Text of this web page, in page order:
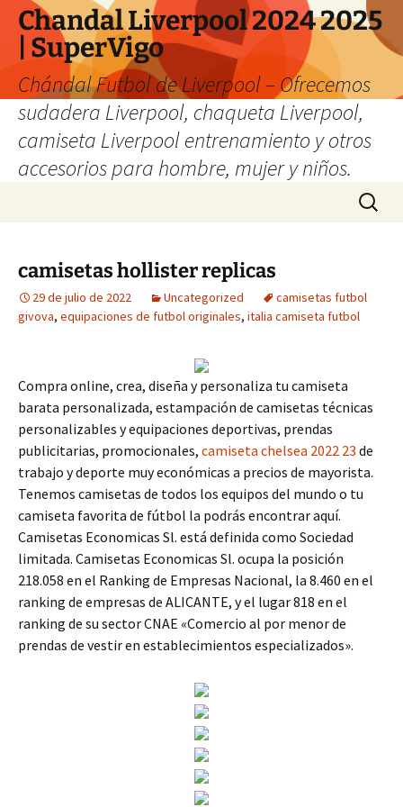
Chandal Liverpool 2024 2025
| SuperVigo
Chándal Futbol de Liverpool – Ofrecemos
sudadera Liverpool, chaqueta Liverpool,
camiseta Liverpool entrenamiento y otros
accesorios para hombre, mujer y niños.
Buscar:
camisetas hollister replicas
29 de julio de 2022 Uncategorized
camisetas futbol
givova, equipaciones de futbol originales, italia camiseta futbol
Compra online, crea, diseña y personaliza tu camiseta
barata personalizada, estampación de camisetas técnicas
personalizables y equipaciones deportivas, prendas
publicitarias, promocionales, camiseta chelsea 2022 23 de
trabajo y deporte muy económicas a precios de mayorista.
Tenemos camisetas de todos los equipos del mundo o tu
camiseta favorita de fútbol la podrás encontrar aquí.
Camisetas Economicas Sl. está definida como Sociedad
limitada. Camisetas Economicas Sl. ocupa la posición
218.058 en el Ranking de Empresas Nacional, la 8.460 en el
ranking de empresas de ALICANTE, y el lugar 818 en el
ranking de su sector CNAE «Comercio al por menor de
prendas de vestir en establecimientos especializados».